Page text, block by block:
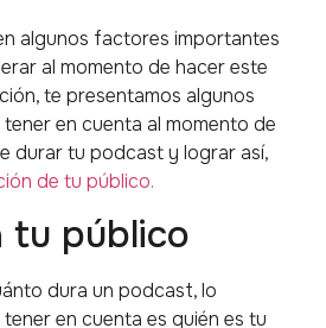
algunos factores importantes
al momento de hacer este
te presentamos algunos
en cuenta al momento de
durar tu podcast y lograr así,
de tu público.
tu público
dura un podcast, lo
en cuenta es quién es tu